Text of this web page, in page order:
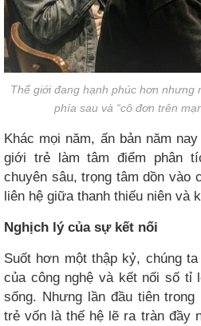
Thế giới đang hạnh phúc hơn nhưng
phía sau và “cô đơn trên
Khác mọi năm, ấn bản năm
giới trẻ làm tâm điểm phân
chuyên sâu, trọng tâm dồn vào
liên hệ giữa thanh thiếu niên và
Nghịch lý của sự kết nối
Suốt hơn một thập kỷ, chúng
của công nghệ và kết nối số tỉ
sống. Nhưng lần đầu tiên
trẻ vốn là thế hệ lẽ ra tràn đầy